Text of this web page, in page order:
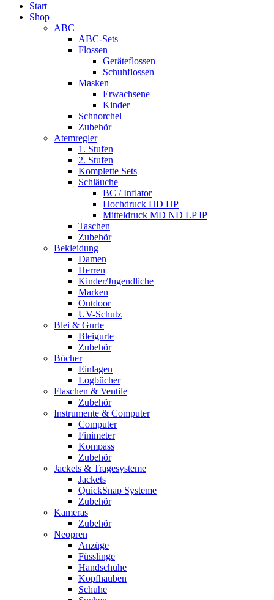
Start
Shop
ABC
ABC-Sets
Flossen
Geräteflossen
Schuhflossen
Masken
Erwachsene
Kinder
Schnorchel
Zubehör
Atemregler
1. Stufen
2. Stufen
Komplette Sets
Schläuche
BC / Inflator
Hochdruck HD HP
Mitteldruck MD ND LP IP
Taschen
Zubehör
Bekleidung
Damen
Herren
Kinder/Jugendliche
Marken
Outdoor
UV-Schutz
Blei & Gurte
Bleigurte
Zubehör
Bücher
Einlagen
Logbücher
Flaschen & Ventile
Zubehör
Instrumente & Computer
Computer
Finimeter
Kompass
Zubehör
Jackets & Tragesysteme
Jackets
QuickSnap Systeme
Zubehör
Kameras
Zubehör
Neopren
Anzüge
Füsslinge
Handschuhe
Kopfhauben
Schuhe